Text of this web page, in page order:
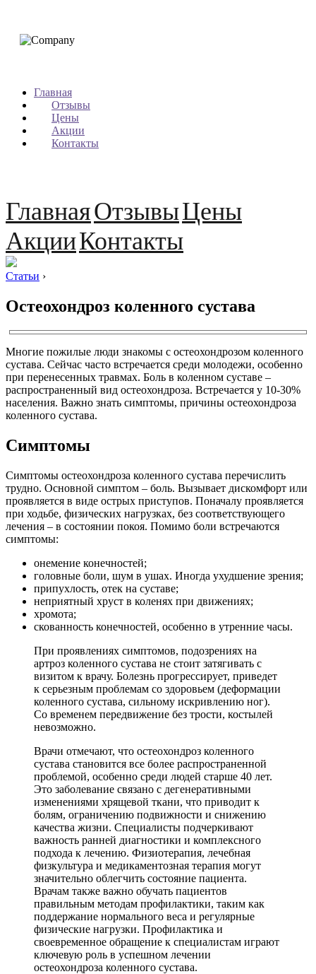
Главная
Отзывы
Цены
Акции
Контакты
ГлавнаяОтзывыЦены
АкцииКонтакты
Статьи ›
Остеохондроз коленного сустава
Многие пожилые люди знакомы с остеохондрозом коленного
сустава. Сейчас часто встречается среди молодежи, особенно
при перенесенных травмах. Боль в коленном суставе –
распространенный вид остеохондроза. Встречается у 10-30%
населения. Важно знать симптомы, причины остеохондроза
коленного сустава.
Симптомы
Симптомы остеохондроза коленного сустава перечислить
трудно. Основной симптом – боль. Вызывает дискомфорт или
проявляется в виде острых приступов. Поначалу проявляется
при ходьбе, физических нагрузках, без соответствующего
лечения – в состоянии покоя. Помимо боли встречаются
симптомы:
онемение конечностей;
головные боли, шум в ушах. Иногда ухудшение зрения;
припухлость, отек на суставе;
неприятный хруст в коленях при движениях;
хромота;
скованность конечностей, особенно в утренние часы.
При проявлениях симптомов, подозрениях на
артроз коленного сустава не стоит затягивать с
визитом к врачу. Болезнь прогрессирует, приведет
к серьезным проблемам со здоровьем (деформации
коленного сустава, сильному искривлению ног).
Со временем передвижение без трости, костылей
невозможно.
Врачи отмечают, что остеохондроз коленного
сустава становится все более распространенной
проблемой, особенно среди людей старше 40 лет.
Это заболевание связано с дегенеративными
изменениями хрящевой ткани, что приводит к
болям, ограничению подвижности и снижению
качества жизни. Специалисты подчеркивают
важность ранней диагностики и комплексного
подхода к лечению. Физиотерапия, лечебная
физкультура и медикаментозная терапия могут
значительно облегчить состояние пациента.
Врачам также важно обучать пациентов
правильным методам профилактики, таким как
поддержание нормального веса и регулярные
физические нагрузки. Профилактика и
своевременное обращение к специалистам играют
ключевую роль в успешном лечении
остеохондроза коленного сустава.